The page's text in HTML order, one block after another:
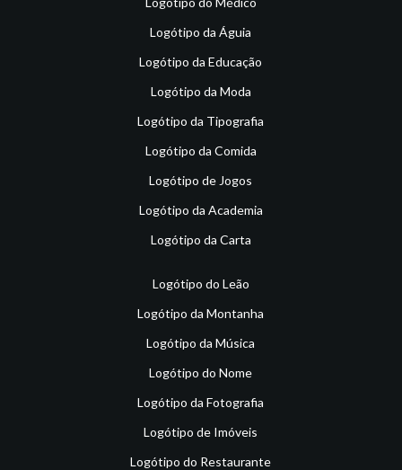
Logótipo da Águia
Logótipo da Educação
Logótipo da Moda
Logótipo da Tipografia
Logótipo da Comida
Logótipo de Jogos
Logótipo da Academia
Logótipo da Carta
Logótipo do Leão
Logótipo da Montanha
Logótipo da Música
Logótipo do Nome
Logótipo da Fotografia
Logótipo de Imóveis
Logótipo do Restaurante